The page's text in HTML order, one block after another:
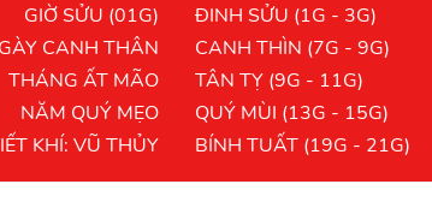
GIỜ SỬU (01G)
CANH THÂN
THÁNG ẤT MÃO
NĂM QUÝ MẸO
KHÍ: VŨ THỦY
ĐINH SỬU (1G - 3G)
CANH THÌN (7G - 9G)
TÂN TỴ (9G - 11G)
QUÝ MÙI (13G - 15G)
BÍNH TUẤT (19G - 21G)